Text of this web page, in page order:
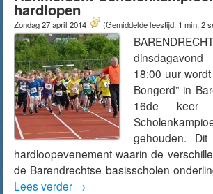
hardlopen
Zondag 27 april 2014 (Gemiddelde leestijd: 1 min, 2
18:00 uur
Bongerd” in
16de keer
gehouden.
hardloopevenement waarin de
de Barendrechtse basisscholen
Lees verder →